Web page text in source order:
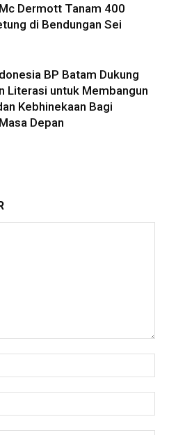
Dermott Tanam 400
di Bendungan Sei
BP Batam Dukung
Literasi untuk Membangun
Kebhinekaan Bagi
Depan